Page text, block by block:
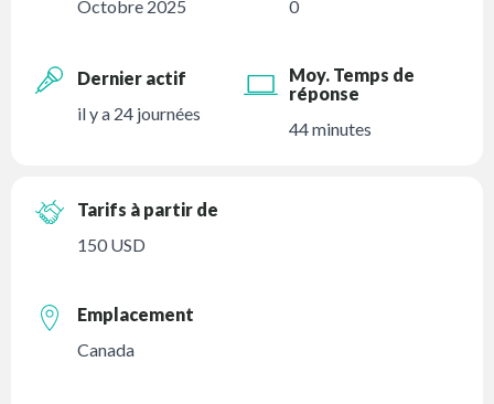
Octobre 2025
0
Dernier actif
il y a 24 journées
Moy. Temps de
réponse
44 minutes
Tarifs à partir de
150 USD
Emplacement
Canada